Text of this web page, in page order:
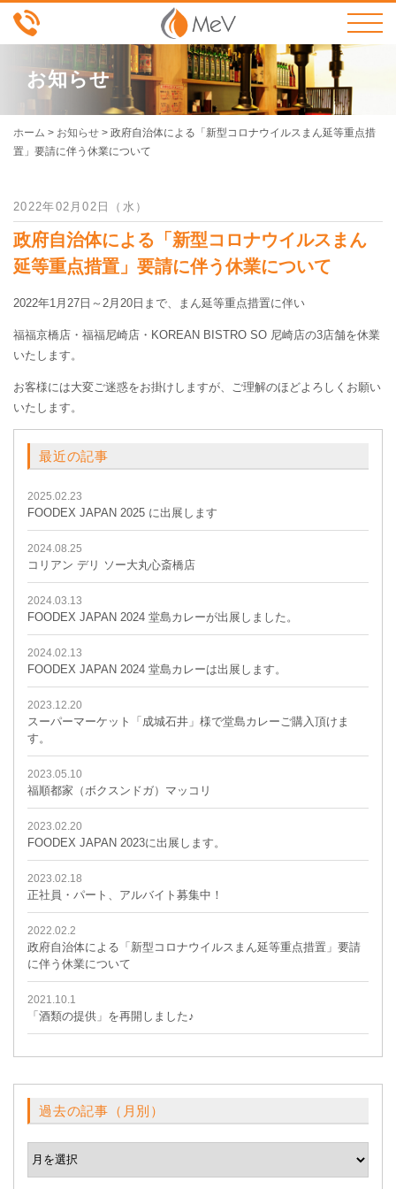
お知らせ
ホーム > お知らせ > 政府自治体による「新型コロナウイルスまん延等重点措
置」要請に伴う休業について
2022年02月02日（水）
政府自治体による「新型コロナウイルスまん
延等重点措置」要請に伴う休業について
2022年1月27日～2月20日まで、まん延等重点措置に伴い
福福京橋店・福福尼崎店・KOREAN BISTRO SO 尼崎店の3店舗を休業
いたします。
お客様には大変ご迷惑をお掛けしますが、ご理解のほどよろしくお願い
いたします。
最近の記事
2025.02.23
FOODEX JAPAN 2025 に出展します
2024.08.25
コリアン デリ ソー大丸心斎橋店
2024.03.13
FOODEX JAPAN 2024 堂島カレーが出展しました。
2024.02.13
FOODEX JAPAN 2024 堂島カレーは出展します。
2023.12.20
スーパーマーケット「成城石井」様で堂島カレーご購入頂けま
す。
2023.05.10
福順都家（ボクスンドガ）マッコリ
2023.02.20
FOODEX JAPAN 2023に出展します。
2023.02.18
正社員・パート、アルバイト募集中！
2022.02.2
政府自治体による「新型コロナウイルスまん延等重点措置」要請
に伴う休業について
2021.10.1
「酒類の提供」を再開しました♪
過去の記事（月別）